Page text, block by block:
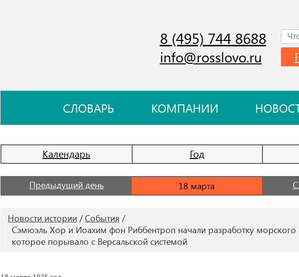
8 (495) 744 8688
info@rosslovo.ru
СЛОВАРЬ КОМПАНИИ
Календарь Год
Предыдущий день
Новости истории
События
Сэмюэль Хор и Иоахим фон Риббентроп начали разработку морского
которое порывало с Версальской системой